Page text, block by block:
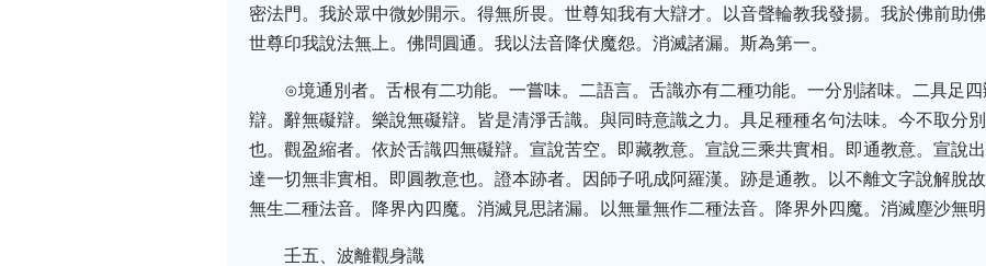
密法門。我於眾中微妙開示。得無所畏。世尊知我有大辯才。以音聲輪教我發揚。我於佛前助
世尊印我說法無上。佛問圓通。我以法音降伏魔怨。消滅諸漏。斯為第一。
⊙境通別者。舌根有二功能。一嘗味。二語言。舌識亦有二種功能。一分別諸味。二具足
辯。辭無礙辯。樂說無礙辯。皆是清淨舌識。與同時意識之力。具足種種名句法味。今不取分
也。觀盈縮者。依於舌識四無礙辯。宣說苦空。即藏教意。宣說三乘共實相。即通教意。宣說
達一切無非實相。即圓教意也。證本跡者。因師子吼成阿羅漢。跡是通教。以不離文字說解脫
無生二種法音。降界內四魔。消滅見思諸漏。以無量無作二種法音。降界外四魔。消滅塵沙無
壬五、波離觀身識